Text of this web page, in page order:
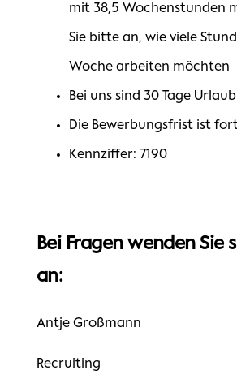
mit 38,5 Wochenstunden
Sie bitte an, wie viele
Woche arbeiten möchten
Bei uns sind 30 Tage
Die Bewerbungsfrist ist
Kennziffer: 7190
Bei Fragen wenden Sie
an:
Antje Großmann
Recruiting